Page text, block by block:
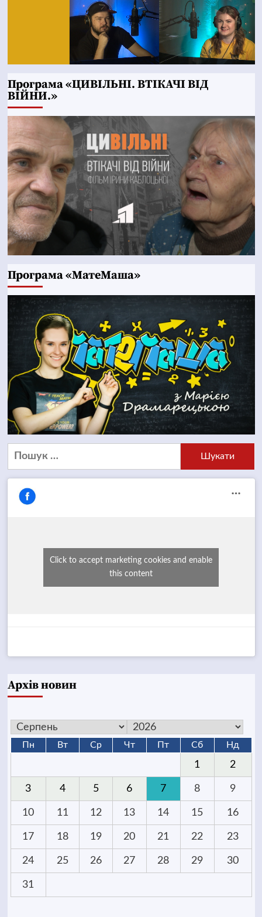
Програма «ЦИВІЛЬНІ. ВТІКАЧІ ВІД
ВІЙНИ.»
Програма «МатеМаша»
Пошук:
Click to accept marketing cookies and enable
this content
Архів новин
Пн Вт Ср Чт Пт Сб Нд
1 2
3 4 5 6 7 8 9
10 11 12 13 14 15 16
17 18 19 20 21 22 23
24 25 26 27 28 29 30
31